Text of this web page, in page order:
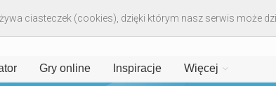
Gry online Inspiracje Więcej
ciasteczek (cookies), dzięki którym nasz serwis może